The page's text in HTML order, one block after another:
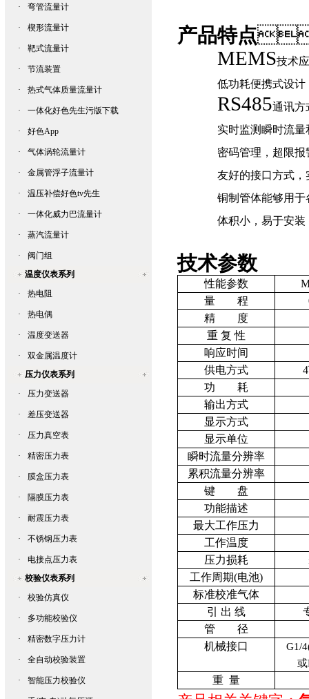
· 弯管流量计
· 楔形流量计
· 靶式流量计
· 节流装置
· 热式气体质量流量计
· 一体化好色先生污版下载
· 好色App
· 气体涡轮流量计
· 金属管浮子流量计
· 温压补偿好色tv先生
· 一体化威力巴流量计
· 蒸汽流量计
·
阀门组
温度仪表系列
·
热电阻
· 热电偶
· 温度变送器
·
双金属温度计
压力仪表系列
·
压力变送器
· 差压变送器
· 压力真空表
· 精密压力表
· 膜盒压力表
· 隔膜压力表
· 耐震压力表
· 不锈钢压力表
·
电接点压力表
校验仪表系列
·
校验仿真仪
· 多功能校验仪
· 精密数字压力计
· 全自动校验装置
· 智能压力校验仪
产品特点
MEMS技术应
低功耗便携式设计
RS485通讯方
实时监测瞬时流
密码管理，超限
友好的接口方式
铜制管体能够用
体积小，易于安装
技术参数
性能参数
量 程
精 度
重 复 性
响应时间
供电方式
4
功 耗
输出方式
显示方式
显示单位
瞬时流量分辨率
累积流量分辨率
键 盘
功能描述
最大工作压力
工作温度
压力损耗
工作周期(电池)
标准校准气体
引 出 线
管 径
机械接口
G1/
或
重 量